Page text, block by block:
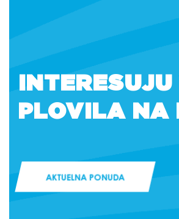
PLOVILA NA
AKTUELNA PONUDA